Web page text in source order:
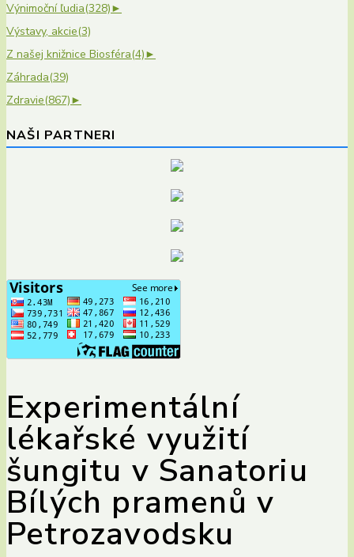
Výnimoční ľudia(328)►
Výstavy, akcie(3)
Z našej knižnice Biosféra(4)►
Záhrada(39)
Zdravie(867)►
NAŠI PARTNERI
Experimentální
lékařské využití
šungitu v Sanatoriu
Bílých pramenů v
Petrozavodsku